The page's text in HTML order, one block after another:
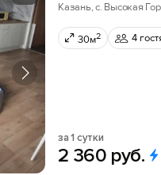
Казань, с. Высокая
30м2 4
за 1 сутки
2 360 руб.